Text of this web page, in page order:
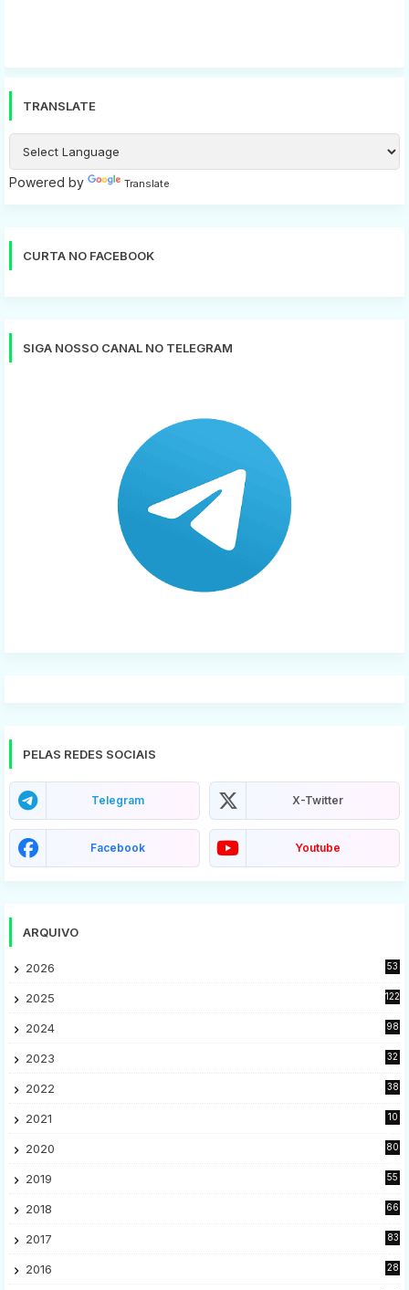
TRANSLATE
Powered by Translate
CURTA NO FACEBOOK
SIGA NOSSO CANAL NO TELEGRAM
PELAS REDES SOCIAIS
Telegram X-Twitter
Facebook Youtube
ARQUIVO
2026 53
2025 122
2024 98
2023
32
2022
38
2021
10
2020
80
2019
55
2018
66
2017
83
2016
28